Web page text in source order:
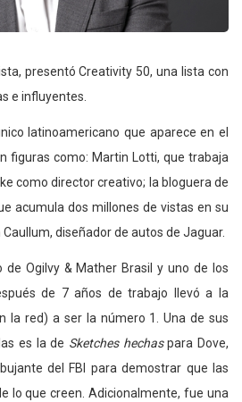
presentó Creativity 50, una lista con
e influyentes.
latinoamericano que aparece en el
figuras como: Martin Lotti, que trabaja
como director creativo; la bloguera de
acumula dos millones de vistas en su
Caullum, diseñador de autos de Jaguar.
de Ogilvy & Mather Brasil y uno de los
de 7 años de trabajo llevó a la
la red) a ser la número 1. Una de sus
es la de Sketches hechaspara Dove,
del FBI para demostrar que las
lo que creen. Adicionalmente, fue una